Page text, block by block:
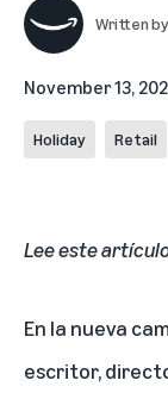
Written by
November 13,
Holiday Retail
Lee este
En la nueva
escritor,